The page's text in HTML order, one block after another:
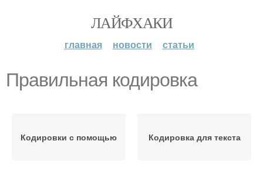
ЛАЙФХАКИ
главная новости статьи
Правильная кодировка
Кодировки с помощью Кодировка для текста